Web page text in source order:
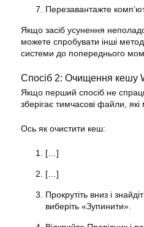
Перезавантажте
Якщо засіб усунення
можете спробувати інші
системи до попереднього
Спосіб 2: Очищення кешу
Якщо перший спосіб не
зберігає тимчасові файли,
Ось як очистити кеш:
[…]
[…]
Прокрутіть вниз і
виберіть «Зупинити».